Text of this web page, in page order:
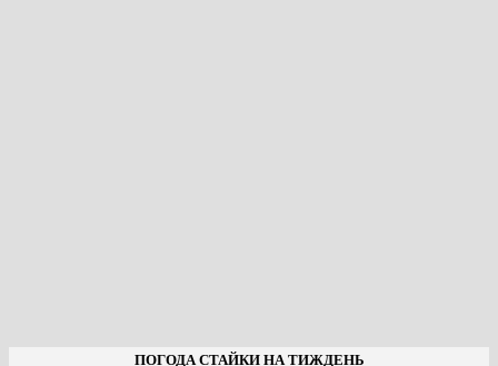
ПОГОДА СТАЙКИ НА ТИЖДЕНЬ